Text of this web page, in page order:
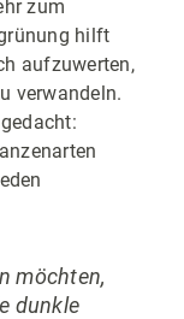
zum
hilft
aufzuwerten,
verwandeln.
möchten,
dunkle